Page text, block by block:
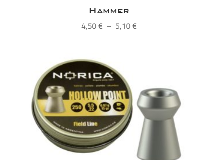
Hammer
4,50€ – 5,10€Plage
5,10 €